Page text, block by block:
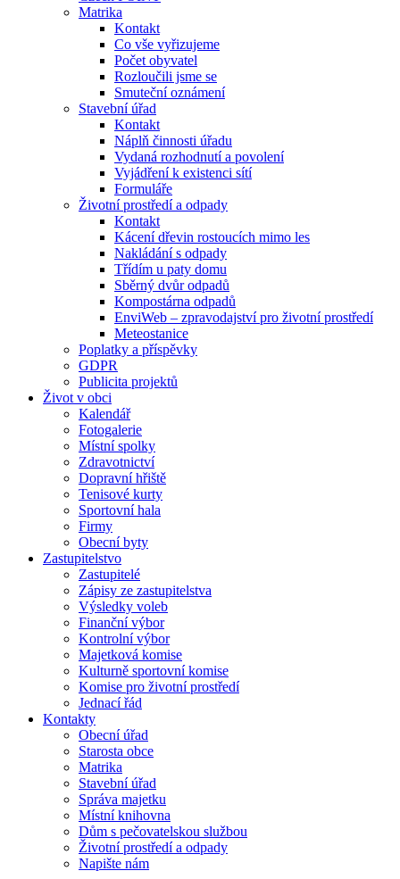
Matrika
Kontakt
Co vše vyřizujeme
Počet obyvatel
Rozloučili jsme se
Smuteční oznámení
Stavební úřad
Kontakt
Náplň činnosti úřadu
Vydaná rozhodnutí a povolení
Vyjádření k existenci sítí
Formuláře
Životní prostředí a odpady
Kontakt
Kácení dřevin rostoucích mimo les
Nakládání s odpady
Třídím u paty domu
Sběrný dvůr odpadů
Kompostárna odpadů
EnviWeb – zpravodajství pro životní prostředí
Meteostanice
Poplatky a příspěvky
GDPR
Publicita projektů
Život v obci
Kalendář
Fotogalerie
Místní spolky
Zdravotnictví
Dopravní hřiště
Tenisové kurty
Sportovní hala
Firmy
Obecní byty
Zastupitelstvo
Zastupitelé
Zápisy ze zastupitelstva
Výsledky voleb
Finanční výbor
Kontrolní výbor
Majetková komise
Kulturně sportovní komise
Komise pro životní prostředí
Jednací řád
Kontakty
Obecní úřad
Starosta obce
Matrika
Stavební úřad
Správa majetku
Místní knihovna
Dům s pečovatelskou službou
Životní prostředí a odpady
Napište nám